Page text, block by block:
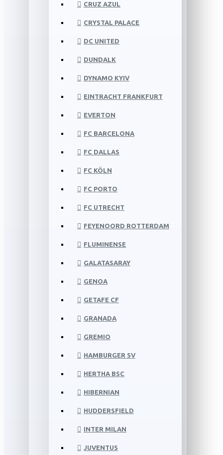
CRUZ AZUL
CRYSTAL PALACE
DC UNITED
DUNDALK
DYNAMO KYIV
EINTRACHT FRANKFURT
EVERTON
FC BARCELONA
FC DALLAS
FC KÖLN
FC PORTO
FC UTRECHT
FEYENOORD ROTTERDAM
FLUMINENSE
GALATASARAY
GENOA
GETAFE CF
GRANADA
GREMIO
HAMBURGER SV
HERTHA BSC
HIBERNIAN
HUDDERSFIELD
INTER MILAN
JUVENTUS